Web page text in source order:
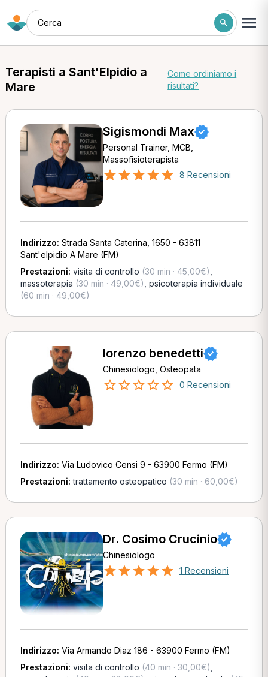
Cerca
Terapisti a Sant'Elpidio a
Mare
Come ordiniamo i
risultati?
Sigismondi Max
Personal Trainer, MCB,
Massofisioterapista
8 Recensioni
Indirizzo: Strada Santa Caterina, 1650 - 63811
Sant'elpidio A Mare (FM)
Prestazioni: visita di controllo (30 min · 45,00€)
massoterapia (30 min · 49,00€) psicoterapia individuale
(60 min · 49,00€)
lorenzo benedetti
Chinesiologo, Osteopata
0 Recensioni
Indirizzo: Via Ludovico Censi 9 - 63900 Fermo (FM)
Prestazioni:trattamento osteopatico (30 min · 60,00€)
Dr. Cosimo Crucinio
Chinesiologo
1 Recensioni
Indirizzo: Via Armando Diaz 186 - 63900 Fermo (FM)
Prestazioni: visita di controllo (40 min · 30,00€)